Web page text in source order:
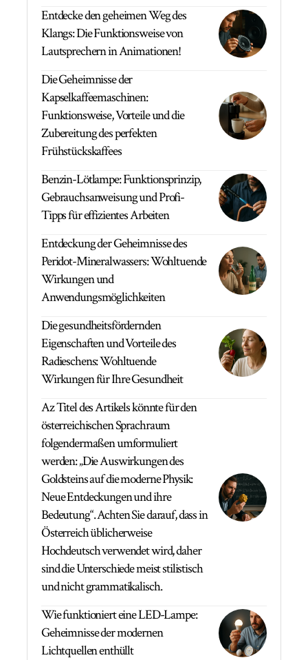
Entdecke den geheimen Weg des
Klangs: Die Funktionsweise von
Lautsprechern in Animationen!
Die Geheimnisse der
Kapselkaffeemaschinen:
Funktionsweise, Vorteile und die
Zubereitung des perfekten
Frühstückskaffees
Benzin-Lötlampe: Funktionsprinzip,
Gebrauchsanweisung und Profi-
Tipps für effizientes Arbeiten
Entdeckung der Geheimnisse des
Peridot-Mineralwassers: Wohltuende
Wirkungen und
Anwendungsmöglichkeiten
Die gesundheitsfördernden
Eigenschaften und Vorteile des
Radieschens: Wohltuende
Wirkungen für Ihre Gesundheit
Az Titel des Artikels könnte für den
österreichischen Sprachraum
folgendermaßen umformuliert
werden: „Die Auswirkungen des
Goldsteins auf die moderne Physik:
Neue Entdeckungen und ihre
Bedeutung“. Achten Sie darauf, dass in
Österreich üblicherweise
Hochdeutsch verwendet wird, daher
sind die Unterschiede meist stilistisch
und nicht grammatikalisch.
Wie funktioniert eine LED-Lampe:
Geheimnisse der modernen
Lichtquellen enthüllt